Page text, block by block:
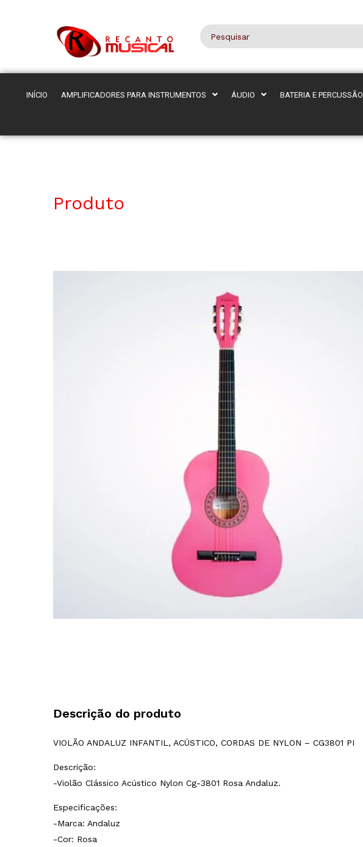
INÍCIO AMPLIFICADORES PARA INSTRUMENTOS ÁUDIO BATERIA E PERCUSSÃO
Produto
Descrição do produto
VIOLÃO ANDALUZ INFANTIL, ACÚSTICO, CORDAS DE NYLON – CG3801 PI
Descrição:
-Violão Clássico Acústico Nylon Cg-3801 Rosa Andaluz.
Especificações:
-Marca: Andaluz
-Cor: Rosa